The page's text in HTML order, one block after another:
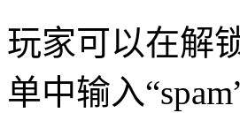
玩家可以在解
单中输入